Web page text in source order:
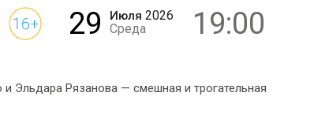
29 Июля 2026
Среда
19:00
Эльдара Рязанова — смешная и трогательная